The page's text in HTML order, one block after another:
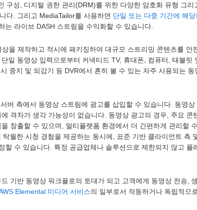
구성, 디지털 권한 관리(DRM)를 위한 다양한 암호화 유형 그리
다. 그리고 MediaTailor를 사용하면 단일 또는 다중 기간에 해
는 라이브 DASH 스트림을 수익화할 수 있습니다.
을 제작하고 적시에 패키징하여 대규모 스트리밍 콘텐츠를 안
일 동영상 입력으로부터 커넥티드 TV, 휴대폰, 컴퓨터, 태블릿
중지 및 되감기 등 DVR에서 흔히 볼 수 있는 자주 사용되는 동
버 측에서 동영상 스트림에 광고를 삽입할 수 있습니다. 동영상
격차가 생각 가능성이 없습니다. 동영상 광고의 경우, 주요 콘
창출할 수 있으며, 멀티플랫폼 환경에서 더 간편하게 관리할
월한 시청 경험을 제공하는 동시에, 표준 기반 클라이언트 측
할 수 있습니다. 특정 공급업체나 솔루션으로 제한되지 않고 플
기반 동영상 워크플로의 토대가 되고 고객에게 동영상 전송,
Elemental 미디어 서비스의 일부로서 작동하거나 독립적으